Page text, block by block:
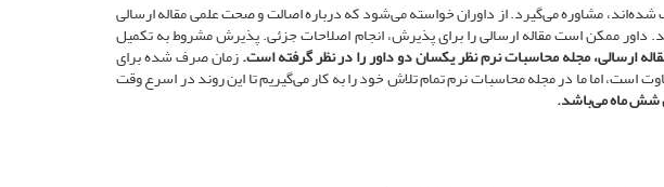
مشاوره می‌گیرد. از داوران خواسته می‌شود که درباره اصالت و صحت علمی مقاله ارسالی
داور ممکن است مقاله ارسالی را برای پذیرش، انجام اصلاحات جزئی. پذیرش مشروط به تکمیل
ارسالی، مجله محاسبات نرم نظر یکسان دو داور را در نظر گرفته است.زمان صرف شده برای
است، اما ما در مجله محاسبات نرم تمام تلاش خود را به کار می‌گیریم تا این روند در اسرع وقت
شش ماه می‌باشد.